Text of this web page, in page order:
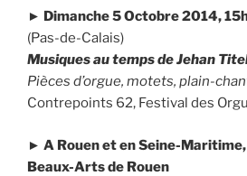
► Dimanche 5 Octobre 2014,
(Pas-de-Calais)
Musiques au temps de Jehan
Pièces d’orgue, motets, plain-
Contrepoints 62, Festival des
► A Rouen et en Seine-
Beaux-Arts de Rouen